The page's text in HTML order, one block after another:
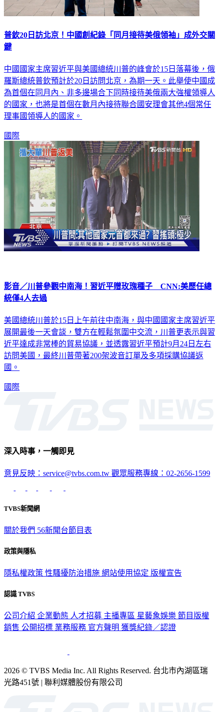
普欽20日訪北京！中國創紀錄「同月接待美俄領袖」成外交關
鍵
中國國家主席習近平與美國總統川普的峰會於15日落幕後，俄
羅斯總統普欽預計於20日訪問北京，為期一天。此舉使中國成
為首個在同月內、非多邊場合下同時接待美俄兩大強權領導人
的國家，也將是首個在數月內接待聯合國安理會其他4個常任
理事國領導人的國家。
國際
影音／川普參觀中南海！習近平贈玫瑰種子 CNN:美歷任總
統僅4人去過
美國總統川普於15日上午前往中南海，與中國國家主席習近平
展開最後一天會談，雙方在輕鬆氛圍中交流，川普更表示與習
近平達成非常棒的貿易協議，並透露習近平預計9月24日左右
訪問美國，最終川普帶著200架波音訂單及多項採購協議返
國。
國際
深入時事，一觸即見
意見反映：service@tvbs.com.tw 觀眾服務專線：02-2656-1599
TVBS新聞網
關於我們 56新聞台節目表
政策與隱私
隱私權政策 性騷擾防治措施 網站使用協定 版權宣告
認識 TVBS
公司介紹 企業動態 人才招募 主播專區 星藝象娛樂 節目版權
銷售 公開招標 業務服務 官方聲明 獲獎紀錄／認證
2026 © TVBS Media Inc. All Rights Reserved. 台北市內湖區瑞
光路451號 | 聯利媒體股份有限公司